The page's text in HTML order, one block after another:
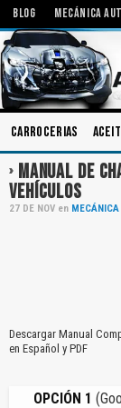
BLOG MECÁNICA
Carrocerias
MANUAL DE
VEHÍCULOS
27 DE NOV en
Descargar Manual
en Español y PDF
OPCIÓN 1